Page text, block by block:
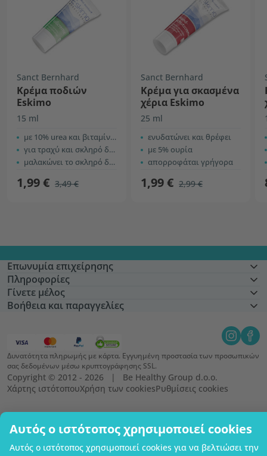
Αυτός ο ιστότοπος χρησιμοποιεί cookies
Αυτός ο ιστότοπος χρησιμοποιεί cookies για να βελτιώσει την
Sanct Bernhard
Κρέμα ποδιών
Eskimo
15 ml
με 10% urea και βιταμίνη Ε
για τραχύ και σκληρό δέρμα
μαλακώνει το σκληρό δέρμα
1,99 € 3,49 €
Sanct Bernhard
Κρέμα για σκασμένα
χέρια Eskimo
25 ml
ενυδατώνει και θρέφει
με 5% ουρία
απορροφάται γρήγορα
1,99 € 2,99 €
Επωνυμία επιχείρησης
Πληροφορίες
Γίνετε μέλος
Βοήθεια και παραγγελίες
Δυνατότητα πληρωμής με κάρτα. Εγγυημένη προστασία των προσωπικών
σας δεδομένων μέσω κρυπτογράφησης SSL.
Copyright © 2012 - 2026   |   Be Healthy Group d.o.o.
Χάρτης ιστότοπουΧρήση των cookiesΡυθμίσεις cookies